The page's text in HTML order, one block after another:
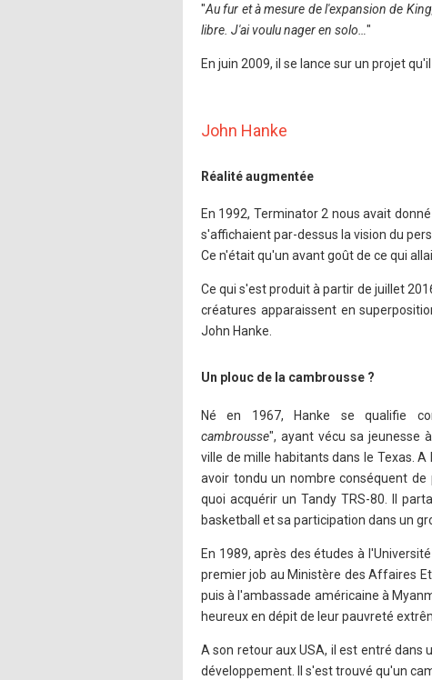
"Au fur et à mesure de l'expansion de
libre. J'ai voulu nager en solo… "
En juin 2009, il se lance sur un projet
John Hanke
Réalité augmentée
En 1992, Terminator 2 nous avait
s'affichaient par-dessus la vision du
Ce n'était qu'un avant goût de ce qui
Ce qui s'est produit à partir de juillet
créatures apparaissent en
John Hanke.
Un plouc de la cambrousse ?
Né en 1967, Hanke se qualifie
cambrousse", ayant vécu sa jeunesse
ville de mille habitants dans le Texas.
avoir tondu un nombre conséquent de
quoi acquérir un Tandy TRS-80. Il
basketball et sa participation dans un
En 1989, après des études à
premier job au Ministère des Affaires
puis à l'ambassade américaine à
heureux en dépit de leur pauvreté
A son retour aux USA, il est entré dans
développement. Il s'est trouvé qu'un